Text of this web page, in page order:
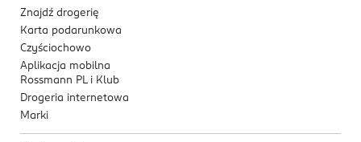
Znajdź drogerię
Karta podarunkowa
Czyściochowo
Aplikacja mobilna
Rossmann PL i Klub
Drogeria internetowa
Marki